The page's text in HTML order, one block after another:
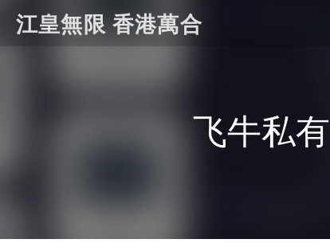
江皇無限 香港萬合
飞牛私